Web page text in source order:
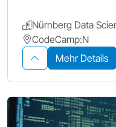
CodeCamp:N
Mehr Details